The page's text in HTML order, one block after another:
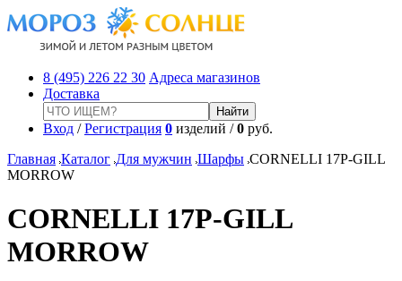
8 (495) 226 22 30 Адреса магазинов
Доставка
Вход /Регистрация 0 изделий /0 руб.
Главная Каталог Для мужчин Шарфы CORNELLI 17P-GILL
MORROW
CORNELLI 17P-GILL
MORROW